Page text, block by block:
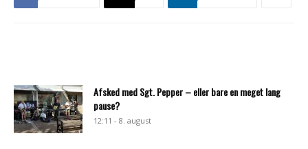
Afsked med Sgt. Pepper – eller bare en meget lang
pause?
12:11 - 8. august